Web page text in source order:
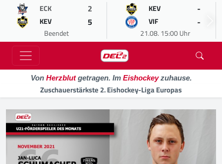
ECK 2
KEV 5
Beendet
KEV -
VIF -
21.08. 15:00 Uhr
Von Herzblutgetragen. Im Eishockeyzuhause.
Zuschauerstärkste 2. Eishockey-Liga Europas